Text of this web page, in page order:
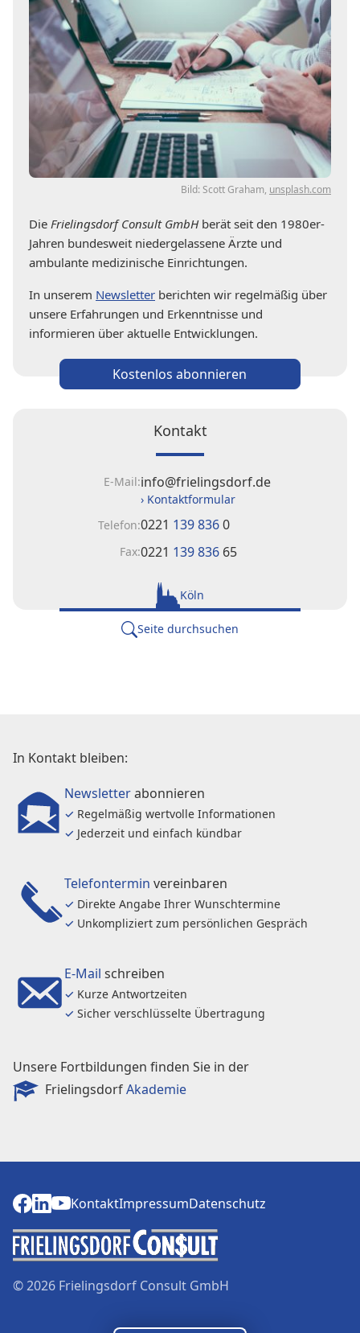
Dunklere Farben verwenden
Kontakt
Impressum
Datenschutz
Kontakt
E-Mail:info@frielingsdorf.de
› Kontaktformular
Telefon:0221 139 8360
Fax:0221 139 836 65
Köln
Seite durchsuchen
Bild: Scott Graham, unsplash.com
Die Frielingsdorf Consult GmbHberät seit den 1980er-
Jahren bundesweit niedergelassene Ärzte und
ambulante medizinische Einrichtungen.
In unserem Newsletter berichten wir regelmäßig über
unsere Erfahrungen und Erkenntnisse und
informieren über aktuelle Entwicklungen.
Kostenlos abonnieren
In Kontakt bleiben:
Newsletterabonnieren
✓ Regelmäßig wertvolle Informationen
✓ Jederzeit und einfach kündbar
Telefontermin vereinbaren
✓ Direkte Angabe Ihrer Wunschtermine
✓ Unkompliziert zum persönlichen Gespräch
E-Mail schreiben
✓ Kurze Antwortzeiten
✓ Sicher verschlüsselte Übertragung
Unsere Fortbildungen finden Sie in der
FrielingsdorfAkademie
© 2026 Frielingsdorf Consult GmbH
KontaktImpressumDatenschutz